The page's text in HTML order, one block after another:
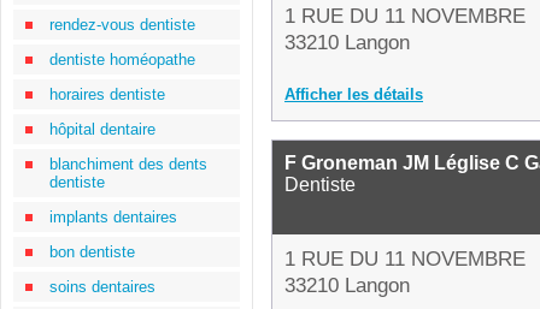
rendez-vous dentiste
dentiste homéopathe
horaires dentiste
hôpital dentaire
blanchiment des dents
dentiste
implants dentaires
bon dentiste
soins dentaires
1 RUE DU 11 NOVEMBRE
33210 Langon
Afficher les détails
F Groneman JM Léglise C
Dentiste
1 RUE DU 11 NOVEMBRE
33210 Langon